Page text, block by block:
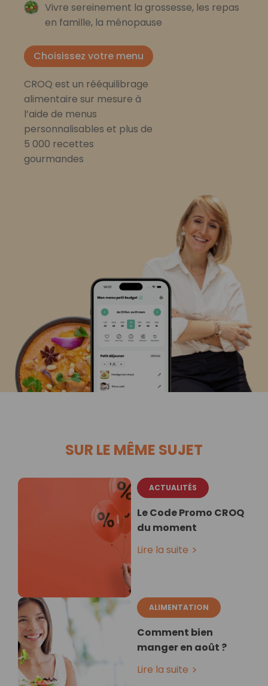
Vivre sereinement la grossesse, les repas
en famille, la ménopause
Choisissez votre menu
CROQ est un rééquilibrage
alimentaire sur mesure à
l’aide de menus
personnalisables et plus de
5 000 recettes
gourmandes
SUR LE MÊME SUJET
ACTUALITÉS
Le Code Promo CROQ
du moment
Lire la suite
ALIMENTATION
Comment bien
manger en août ?
Lire la suite